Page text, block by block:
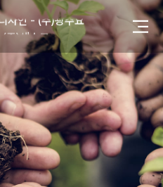
자인 - (주)광주요
주)세스코
- 삼성전자㈜
카피어랜드㈜
이지 - (주)분독
로그 - 피자마루
조씽크
자인 - 중외제약
인 - 고려은단
)듀오백
고피자